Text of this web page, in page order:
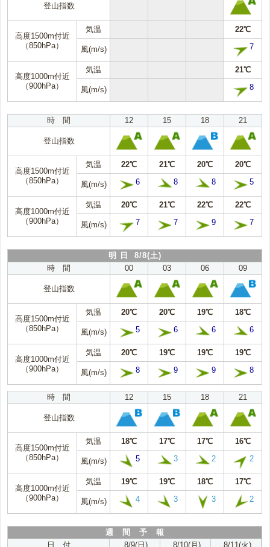
登山指数
高度1500m付近
（850hPa）
気温 22℃
風(m/s) 7
高度1000m付近
（900hPa）
気温 21℃
風(m/s) 8
時 間 12 15 18 21
登山指数
高度1500m付近
（850hPa）
気温 22℃ 21℃ 20℃ 20℃
風(m/s) 6 8 8 5
高度1000m付近
（900hPa）
気温 20℃ 21℃ 22℃ 22℃
風(m/s) 7 7 9 7
明 日 8/8(土)
時 間
00 03 06 09
登山指数
高度1500m付近
（850hPa）
気温 20℃ 20℃ 19℃ 18℃
風(m/s) 5 6 6 6
高度1000m付近
（900hPa）
気温 20℃ 19℃ 19℃ 19℃
風(m/s) 8 9 9 8
時 間 12 15 18 21
登山指数
高度1500m付近
（850hPa）
気温 18℃ 17℃ 17℃ 16℃
風(m/s) 5 3 2 2
高度1000m付近
（900hPa）
気温 19℃ 19℃ 18℃ 17℃
風(m/s) 4 3 3 2
週 間 予 報
日 付
8/9(日) 8/10(月) 8/11(火)